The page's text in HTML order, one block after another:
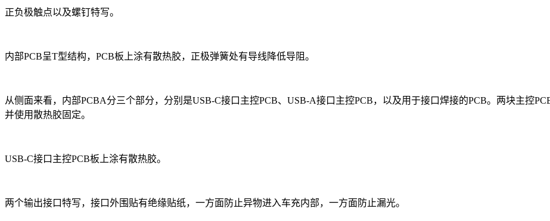
正负极触点以及螺钉特写。
内部PCB呈T型结构，PCB板上涂有散热胶，正极弹簧处有导线降低导阻。
从侧面来看，内部PCBA分三个部分，分别是USB-C接口主控PCB、USB-A接口主控PCB，以及用于接口焊接的PCB。两块主控
并使用散热胶固定。
USB-C接口主控PCB板上涂有散热胶。
两个输出接口特写，接口外围贴有绝缘贴纸，一方面防止异物进入车充内部，一方面防止漏光。